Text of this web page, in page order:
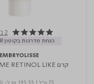
5.0 star rating 2 ביקורות
הנחת מדרגות בקופון BIGGER
EMBRYOLISSE
קרם LAIT CREME RETINOL LIKE